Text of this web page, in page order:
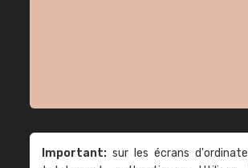
Important: sur les écrans